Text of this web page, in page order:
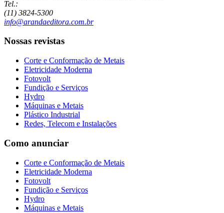
Tel.:
(11) 3824-5300
info@arandaeditora.com.br
Nossas revistas
Corte e Conformação de Metais
Eletricidade Moderna
Fotovolt
Fundição e Serviços
Hydro
Máquinas e Metais
Plástico Industrial
Redes, Telecom e Instalações
Como anunciar
Corte e Conformação de Metais
Eletricidade Moderna
Fotovolt
Fundição e Serviços
Hydro
Máquinas e Metais